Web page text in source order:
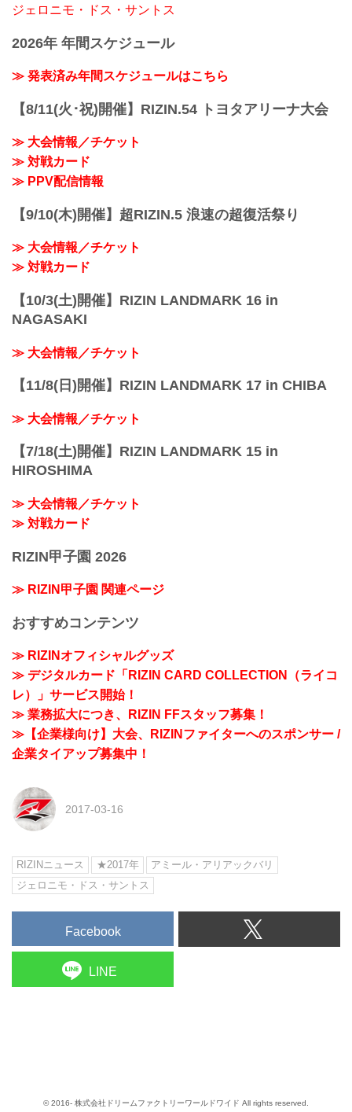
ジェロニモ・ドス・サントス
2026年 年間スケジュール
≫ 発表済み年間スケジュールはこちら
【8/11(火･祝)開催】RIZIN.54 トヨタアリーナ大会
≫ 大会情報／チケット
≫ 対戦カード
≫ PPV配信情報
【9/10(木)開催】超RIZIN.5 浪速の超復活祭り
≫ 大会情報／チケット
≫ 対戦カード
【10/3(土)開催】RIZIN LANDMARK 16 in
NAGASAKI
≫ 大会情報／チケット
【11/8(日)開催】RIZIN LANDMARK 17 in CHIBA
≫ 大会情報／チケット
【7/18(土)開催】RIZIN LANDMARK 15 in
HIROSHIMA
≫ 大会情報／チケット
≫ 対戦カード
RIZIN甲子園 2026
≫ RIZIN甲子園 関連ページ
おすすめコンテンツ
≫ RIZINオフィシャルグッズ
≫ デジタルカード「RIZIN CARD COLLECTION（ライコ
レ）」サービス開始！
≫ 業務拡大につき、RIZIN FFスタッフ募集！
≫【企業様向け】大会、RIZINファイターへのスポンサー /
企業タイアップ募集中！
2017-03-16
RIZINニュース ★2017年
アミール・アリアックバリ
ジェロニモ・ドス・サントス
Facebook
LINE
© 2016- 株式会社ドリームファクトリーワールドワイド All rights reserved.